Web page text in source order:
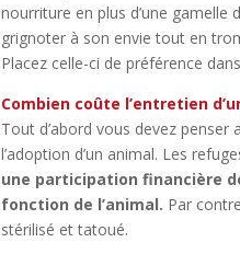
nourriture en plus d’une gamelle
grignoter à son envie tout en
Placez celle-ci de préférence
Combien coûte l’entretien
Tout d’abord vous devez penser
l’adoption d’un animal. Les
une participation financière
fonction de l’animal. Par
stérilisé et tatoué.